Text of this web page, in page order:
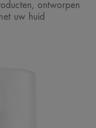
ontworpen
uw huid